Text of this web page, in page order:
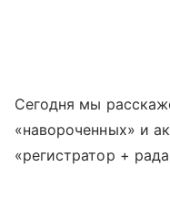
Сегодня мы
«навороченных» и
«регистратор +